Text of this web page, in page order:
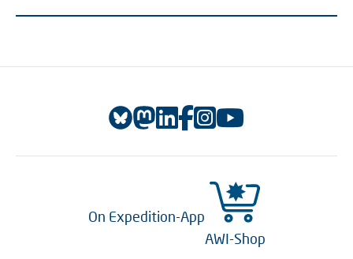
On Expedition-App
AWI-Shop